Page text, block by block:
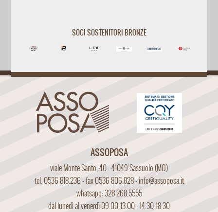
SOCI SOSTENITORI BRONZE
ASSOPOSA
viale Monte Santo, 40 - 41049 Sassuolo (MO)
tel. 0536 818.236 - fax 0536 806.828 -info@assoposa.it
whatsapp: 328 268.5555
dal lunedì al venerdì 09.00-13.00 - 14.30-18:30